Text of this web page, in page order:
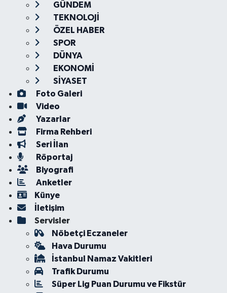
GÜNDEM
TEKNOLOJİ
ÖZEL HABER
SPOR
DÜNYA
EKONOMİ
SİYASET
Foto Galeri
Video
Yazarlar
Firma Rehberi
Seri İlan
Röportaj
Biyografi
Anketler
Künye
İletişim
Servisler
Nöbetçi Eczaneler
Hava Durumu
İstanbul Namaz Vakitleri
Trafik Durumu
Süper Lig Puan Durumu ve Fikstür